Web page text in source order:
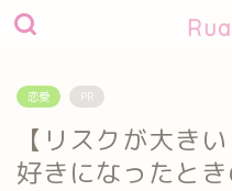
恋愛 PR
【リスクが大き
好きになったと